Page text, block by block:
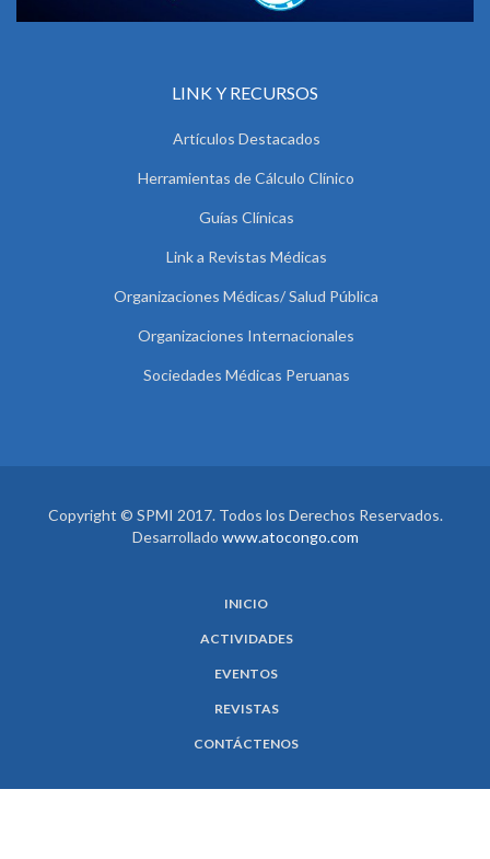
LINK Y RECURSOS
Artículos Destacados
Herramientas de Cálculo Clínico
Guías Clínicas
Link a Revistas Médicas
Organizaciones Médicas/ Salud Pública
Organizaciones Internacionales
Sociedades Médicas Peruanas
Copyright © SPMI 2017. Todos los Derechos Reservados.
Desarrollado www.atocongo.com
INICIO
ACTIVIDADES
EVENTOS
REVISTAS
CONTÁCTENOS